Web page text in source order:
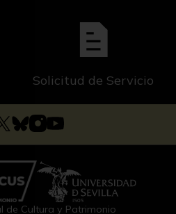
Solicitud de Servicio
de Cultura y Patrimonio